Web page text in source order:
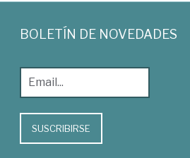
BOLETÍN DE NOVEDADES
SUSCRIBIRSE